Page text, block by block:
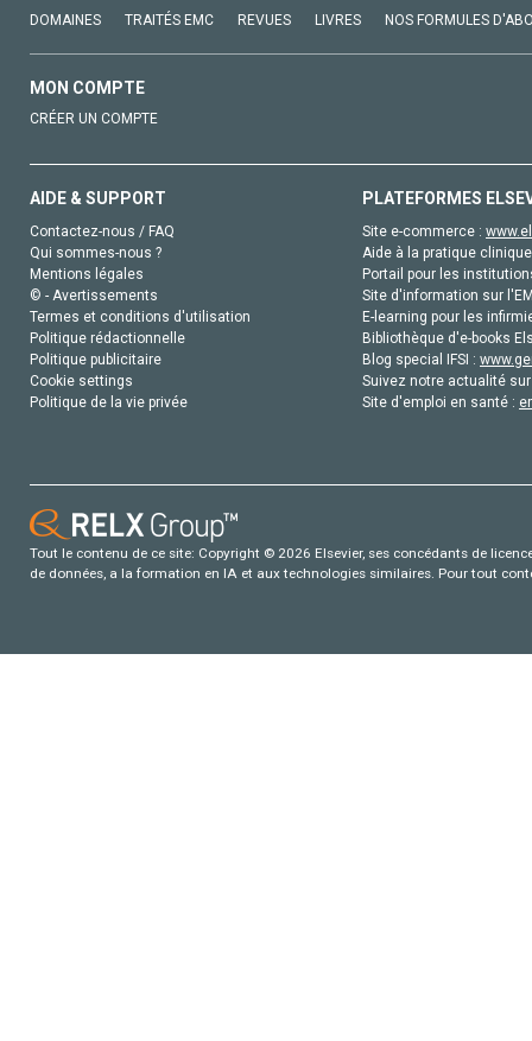
DOMAINES TRAITÉS EMC REVUES LIVRES NOS FORMULES
MON COMPTE
CRÉER UN COMPTE
AIDE & SUPPORT
Contactez-nous / FAQ
Qui sommes-nous ?
Mentions légales
© - Avertissements
Termes et conditions d'utilisation
Politique rédactionnelle
Politique publicitaire
Cookie settings
Politique de la vie privée
PLATEFORMES
Site e-commerce :
Aide à la pratique
Portail pour les
Site d'information sur
E-learning pour les
Bibliothèque d'e-books
Blog special IFSI :
Suivez notre actualité
Site d'emploi en santé :
Tout le contenu de ce site: Copyright © 2026 Elsevier, ses concédants de
de données, a la formation en IA et aux technologies similaires. Pour tout